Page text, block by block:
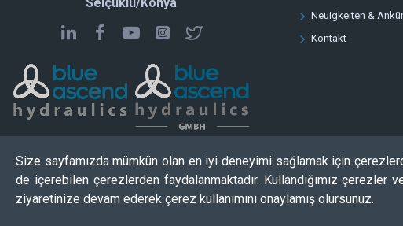
Neuigkeiten &
Kontakt
Size sayfamızda mümkün olan en iyi deneyimi sağlamak için
de içerebilen çerezlerden faydalanmaktadır. Kullandığımız çerezler
ziyaretinize devam ederek çerez kullanımını onaylamış olursunuz.